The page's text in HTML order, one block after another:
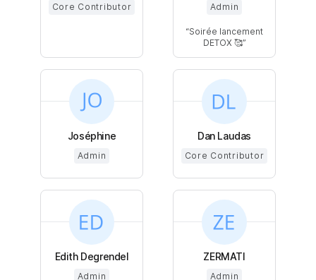
Core Contributor Admin
Soirée lancement
DETOX 🥰
Joséphine
Admin
Dan Laudas
Core Contributor
Edith Degrendel
Admin
ZERMATI
Admin